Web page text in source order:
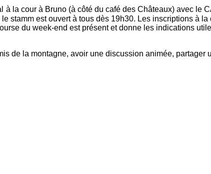
à la cour à Bruno (à côté du café des Châteaux) avec le
stamm est ouvert à tous dès 19h30. Les inscriptions à
du week-end est présent et donne les indications
de la montagne, avoir une discussion animée, partager